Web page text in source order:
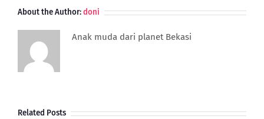
About the Author:doni
Anak muda dari planet Bekasi
Related Posts